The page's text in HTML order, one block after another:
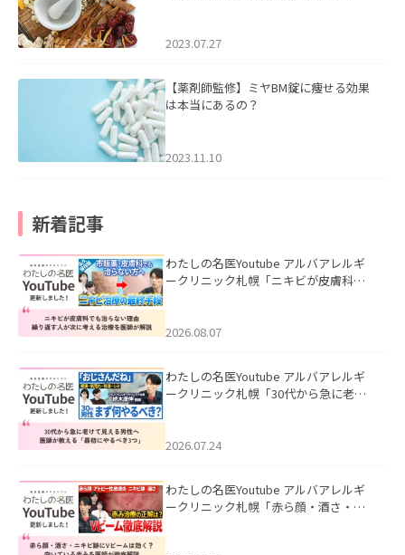
2023.07.27
【薬剤師監修】ミヤBM錠に痩せる効果
は本当にあるの？
2023.11.10
新着記事
わたしの名医Youtube アルバアレルギ
ークリニック札幌「ニキビが皮膚科で
ました。
2026.08.07
わたしの名医Youtube アルバアレルギ
ークリニック札幌「30代から急に老け
た。
2026.07.24
わたしの名医Youtube アルバアレルギ
ークリニック札幌「赤ら顔・酒さ・ニ